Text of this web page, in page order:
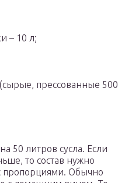
– 10 л;
прессованные 500
50 литров сусла. Если
то состав нужно
пропорциями. Обычно